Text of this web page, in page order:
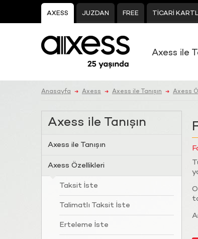
AXESS JUZDAN FREE TİCARİ
Axess ile
Anasayfa ➜ Axess ➜ Axess ile Tanışın ➜ Axess
Axess ile Tanışın
Axess ile Tanışın
Axess Özellikleri
Taksit İste
Talimatlı Taksit İste
Erteleme İste